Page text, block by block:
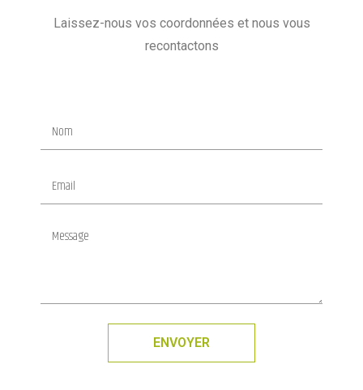
Laissez-nous vos coordonnées et nous vous
recontactons
ENVOYER